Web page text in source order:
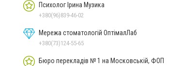
Психолог Ірина Музика
+380(96)839-46-02
Мережа стоматологій ОптімалЛаб
+380(73)124-55-65
Бюро перекладів № 1 на Московській, ФОП